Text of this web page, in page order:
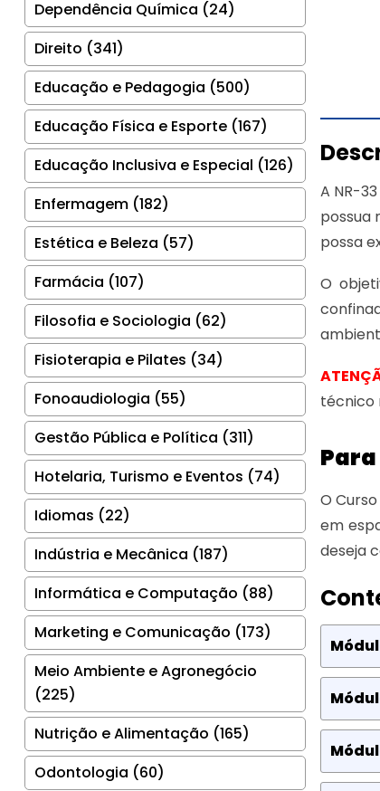
Dependência Química (24)
Direito (341)
Educação e Pedagogia (500)
Educação Física e Esporte (167)
Educação Inclusiva e Especial (126)
Enfermagem (182)
Estética e Beleza (57)
Farmácia (107)
Filosofia e Sociologia (62)
Fisioterapia e Pilates (34)
Fonoaudiologia (55)
Gestão Pública e Política (311)
Hotelaria, Turismo e Eventos (74)
Idiomas (22)
Indústria e Mecânica (187)
Informática e Computação (88)
Marketing e Comunicação (173)
Meio Ambiente e Agronegócio
(225)
Nutrição e Alimentação (165)
Odontologia (60)
A NR-
possua
possa
O
técnico
O
em
deseja